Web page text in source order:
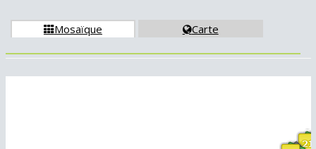
Mosaïque Carte